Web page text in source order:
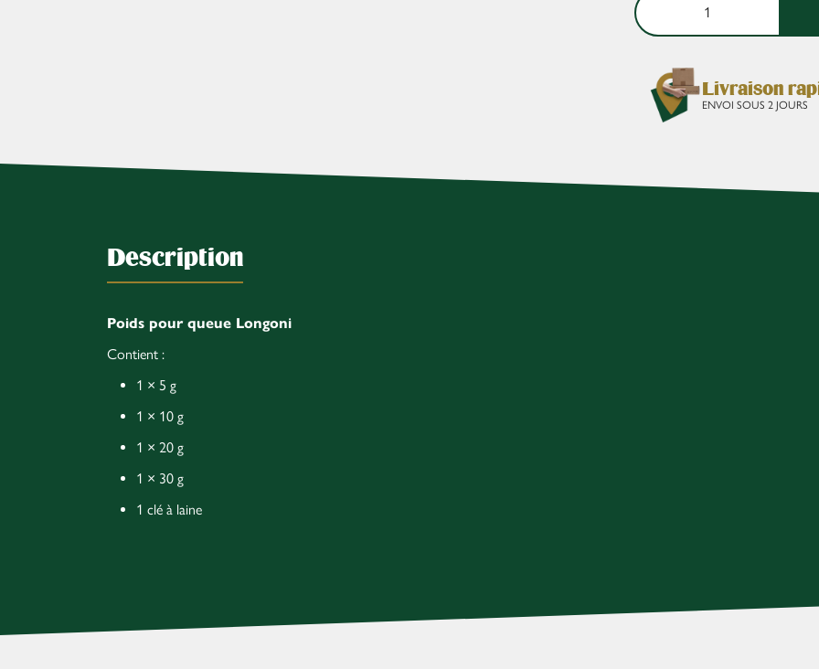
Livraison
ENVOI SOUS 2 JOURS
Description
Poids pour queue Longoni
Contient :
1 × 5 g
1 × 10 g
1 × 20 g
1 × 30 g
1 clé à laine